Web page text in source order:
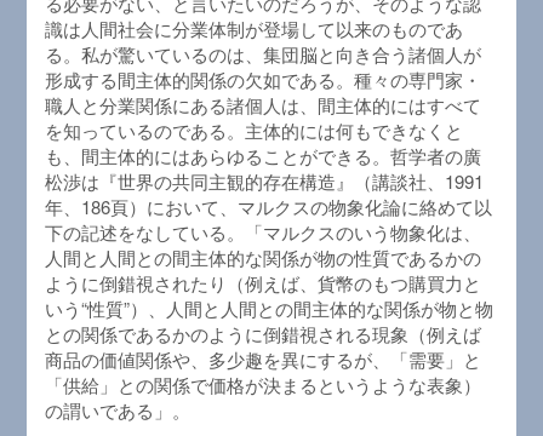
識は人間社会に分業体制が登場して以来のものであ
る。私が驚いているのは、集団脳と向き合う諸個人が
形成する間主体的関係の欠如である。種々の専門家・
職人と分業関係にある諸個人は、間主体的にはすべて
を知っているのである。主体的には何もできなくと
も、間主体的にはあらゆることができる。哲学者の廣
松渉は『世界の共同主観的存在構造』（講談社、1991
年、186頁）において、マルクスの物象化論に絡めて以
下の記述をなしている。「マルクスのいう物象化は、
人間と人間との間主体的な関係が物の性質であるかの
ように倒錯視されたり（例えば、貨幣のもつ購買力と
いう“性質”）、人間と人間との間主体的な関係が物と物
との関係であるかのように倒錯視される現象（例えば
商品の価値関係や、多少趣を異にするが、「需要」と
「供給」との関係で価格が決まるというような表象）
の謂いである」。